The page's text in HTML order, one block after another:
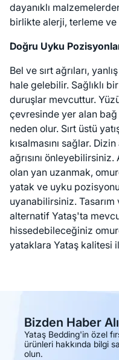
dayanıklı
birlikte alerji, terleme ve
Doğru Uyku
Bel ve sırt ağrıları,
hale gelebilir. Sağlıklı
duruşlar mevcuttur.
çevresinde yer alan
neden olur. Sırt üstü
kısalmasını sağlar.
ağrısını
olan yan uzanmak,
yatak ve uyku
uyanabilirsiniz.
alternatif Yataş'ta
hissedebileceğiniz
yataklara Yataş kalitesi
Bizden Haber
Yataş Bedding'in özel
ürünleri hakkında bilgi
olun.